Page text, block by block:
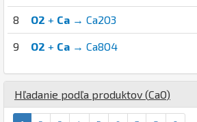
8 O2 + Ca → Ca2O3
9 O2 + Ca → Ca8O4
Hľadanie podľa produktov (CaO)